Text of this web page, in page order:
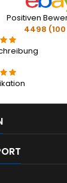
Positiven
4498 (100